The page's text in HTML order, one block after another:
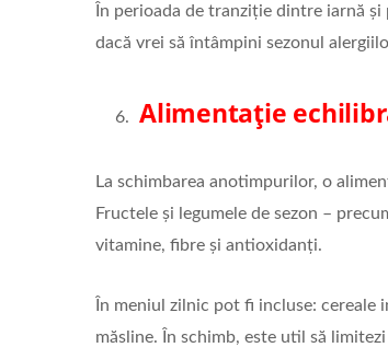
În perioada de tranziție dintre iarnă
dacă vrei să întâmpini sezonul
Alimentație
La schimbarea anotimpurilor, o
Fructele și legumele de sezon –
vitamine, fibre și antioxidanți.
În meniul zilnic pot fi incluse: cereale
măsline. În schimb, este util să